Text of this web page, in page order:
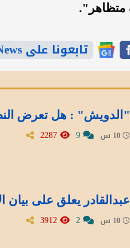
تابعونا على Google News
"الدويش" : هل تعرض
عبدالقادر يعلق على بيان